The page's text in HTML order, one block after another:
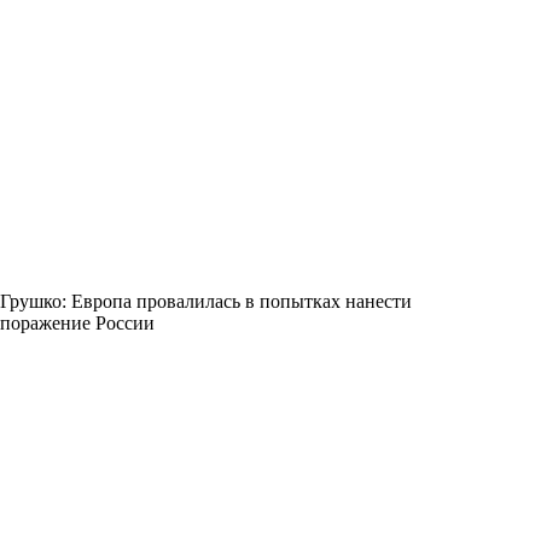
Грушко: Европа провалилась в попытках нанести
поражение России